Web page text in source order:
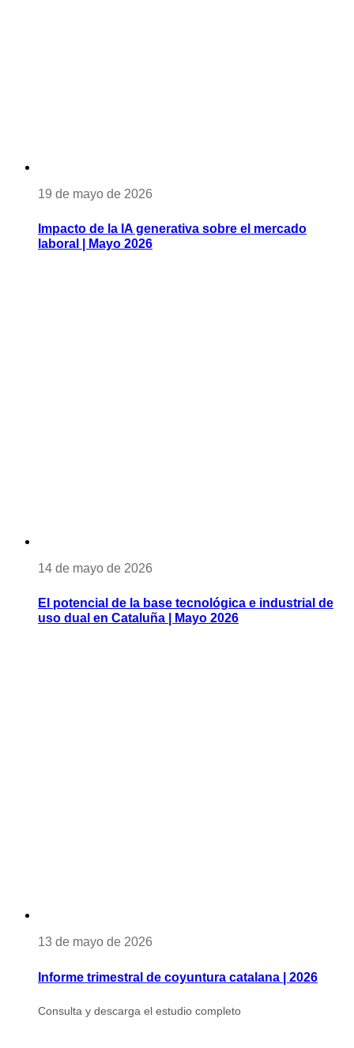
19 de mayo de 2026
Impacto de la IA generativa sobre el mercado
laboral | Mayo 2026
14 de mayo de 2026
El potencial de la base tecnológica e industrial de
uso dual en Cataluña | Mayo 2026
13 de mayo de 2026
Informe trimestral de coyuntura catalana | 2026
Consulta y descarga el estudio completo